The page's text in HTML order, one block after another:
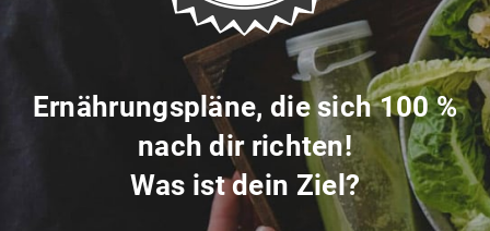
Ernährungspläne, die sich 100 %
nach dir richten!
Was ist dein Ziel?